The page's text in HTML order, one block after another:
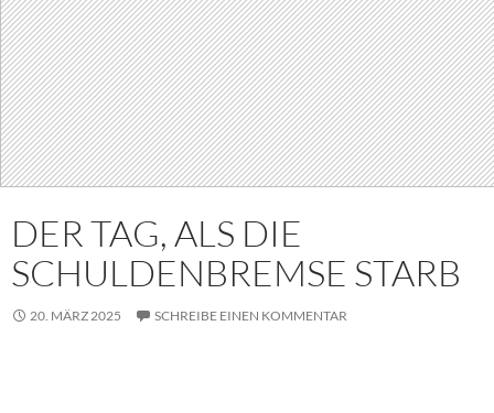
DER TAG, ALS DIE
SCHULDENBREMSE STARB
20. MÄRZ 2025 SCHREIBE EINEN KOMMENTAR